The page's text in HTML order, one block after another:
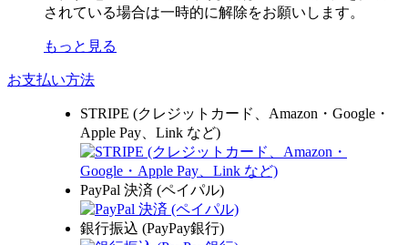
されている場合は一時的に解除をお願いします。
もっと見る
お支払い方法
STRIPE (クレジットカード、Amazon・Google・
Apple Pay、Link など)
PayPal 決済 (ペイパル)
銀行振込 (PayPay銀行)